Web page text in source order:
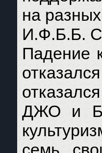
на
И.Ф.Б.Б.
Падение
ДЖО и